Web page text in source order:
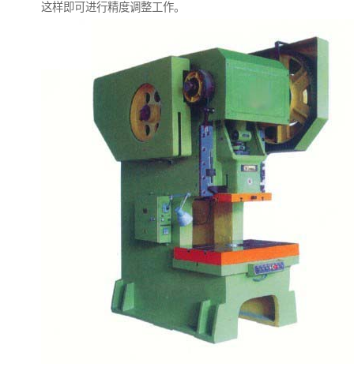
这样即可进行精度调整工作。